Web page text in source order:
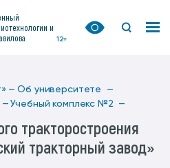
и
12+
— Об университете —
— Учебный комплекс №2 —
тракторостроения
тракторный завод»